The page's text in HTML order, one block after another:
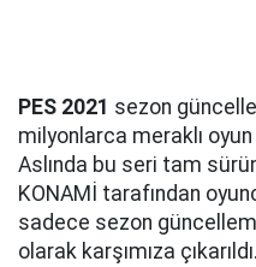
PES 2021 sezon
milyonlarca meraklı
Aslında bu seri tam
KONAMİ tarafından
sadece sezon
olarak karşımıza